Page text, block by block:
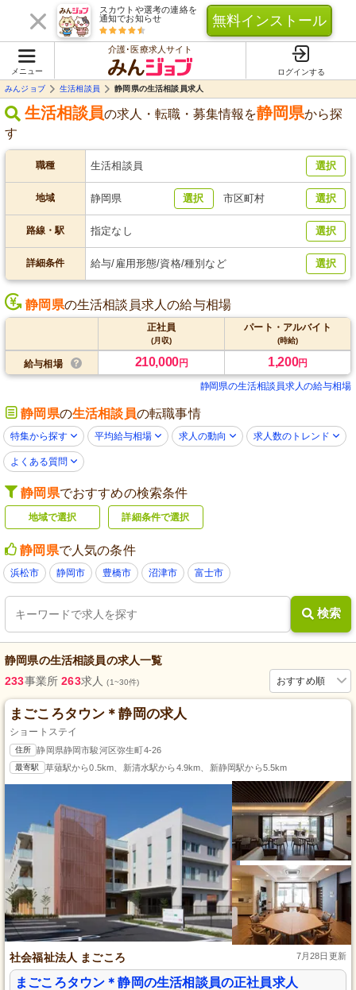
スカウトや選考の連絡を
通知でお知らせ
無料インストール
メニュー
介護･医療求人サイト
ログインする
みんジョブ
生活相談員 静岡県の生活相談員求人
生活相談員の求人・転職・募集情報を静岡県から探
す
職種 生活相談員 選択
地域 静岡県 選択 市区町村 選択
路線・駅 指定なし 選択
詳細条件 給与/雇用形態/資格/種別など 選択
静岡県の生活相談員求人の給与相場
正社員
(月収)
パート・アルバイト
(時給)
給与相場 210,000円 1,200円
静岡県の生活相談員求人の給与相場
静岡県の生活相談員の転職事情
特集から探す 平均給与相場 求人の動向 求人数のトレンド
よくある質問
静岡県でおすすめの検索条件
地域で選択 詳細条件で選択
静岡県で人気の条件
浜松市 静岡市 豊橋市 沼津市 富士市
検索
静岡県の生活相談員の求人一覧
おすすめ順
233事業所 263求人(1~30件)
まごころタウン＊静岡の求人
ショートステイ
住所 静岡県静岡市駿河区弥生町4-26
最寄駅 草薙駅から0.5km、新清水駅から4.9km、新静岡駅から5.5km
社会福祉法人 まごころ 7月28日更新
まごころタウン＊静岡の生活相談員の正社員求人